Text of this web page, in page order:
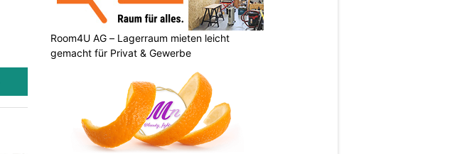
Room4U AG – Lagerraum mieten leicht
gemacht für Privat & Gewerbe